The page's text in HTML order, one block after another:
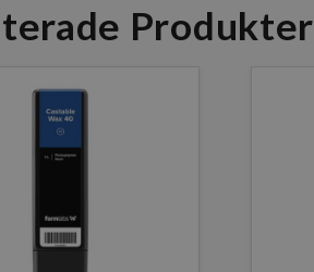
Produkter